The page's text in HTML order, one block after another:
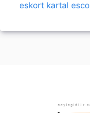
eskort kartal